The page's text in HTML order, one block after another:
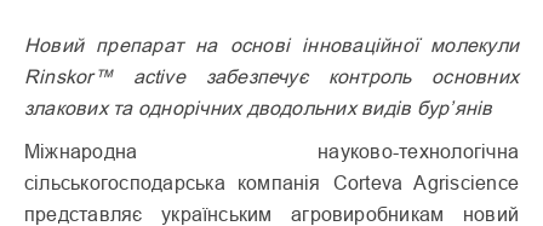
Новий препарат на основі інноваційної молекули
Rinskor™ active забезпечує контроль основних
злакових та однорічних дводольних видів бур’янів
Міжнародна науково-технологічна
сільськогосподарська компанія Corteva Agriscience
представляє українським агровиробникам новий